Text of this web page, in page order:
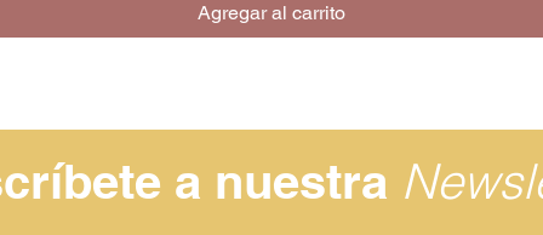
Agregar al carrito
a nuestra